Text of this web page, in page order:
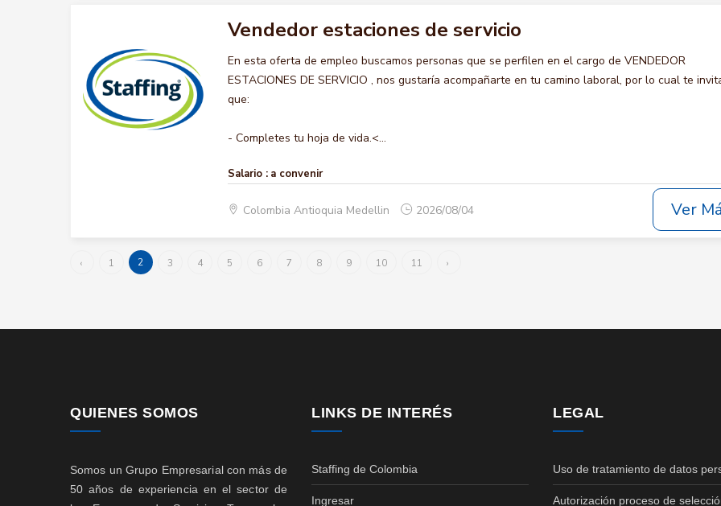
Vendedor estaciones de servicio
En esta oferta de empleo buscamos personas que se perfilen en el cargo de VENDEDOR
ESTACIONES DE SERVICIO , nos gustaría acompañarte en tu camino laboral, por lo cual te
que:
- Completes tu hoja de vida.<...
Salario : a convenir
Colombia Antioquia Medellin 2026/08/04 Ver
‹ 1 2 3 4 5 6 7 8 9 10 11 ›
QUIENES SOMOS
Somos un Grupo Empresarial con más de
50 años de experiencia en el sector de
LINKS DE INTERÉS
Staffing de Colombia
Ingresar
LEGAL
Uso de tratamiento de datos
Autorización proceso de